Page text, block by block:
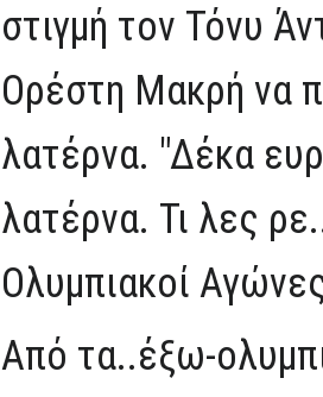
στιγμή τον Τόνυ
Ορέστη Μακρή να
λατέρνα. "Δέκα
λατέρνα. Τι λες
Ολυμπιακοί
Από τα..έξω-